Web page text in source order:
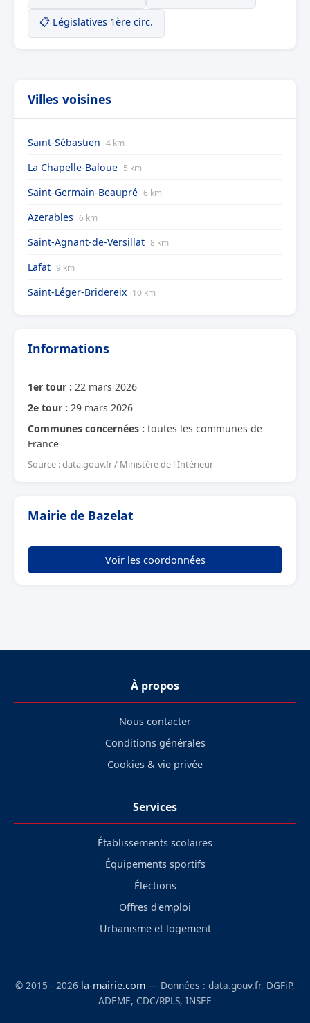
📋 Législatives 1ère circ.
Villes voisines
Saint-Sébastien 4 km
La Chapelle-Baloue 5 km
Saint-Germain-Beaupré 6 km
Azerables 6 km
Saint-Agnant-de-Versillat 8 km
Lafat 9 km
Saint-Léger-Bridereix 10 km
Informations
1er tour : 22 mars 2026
2e tour : 29 mars 2026
Communes concernées : toutes les communes de
France
Source : data.gouv.fr / Ministère de l'Intérieur
Mairie de Bazelat
Voir les coordonnées
À propos
Nous contacter
Conditions générales
Cookies & vie privée
Services
Établissements scolaires
Équipements sportifs
Élections
Offres d'emploi
Urbanisme et logement
© 2015 - 2026 la-mairie.com — Données : data.gouv.fr, DGFiP,
ADEME, CDC/RPLS, INSEE